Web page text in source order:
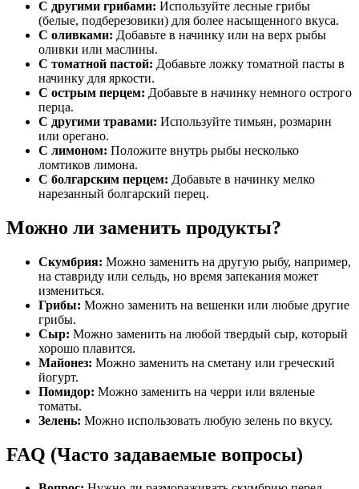
С другими грибами: Используйте лесные грибы
(белые, подберезовики) для более насыщенного вкуса.
С оливками: Добавьте в начинку или на верх рыбы
оливки или маслины.
С томатной пастой: Добавьте ложку томатной пасты в
начинку для яркости.
С острым перцем: Добавьте в начинку немного острого
перца.
С другими травами: Используйте тимьян, розмарин
или орегано.
С лимоном: Положите внутрь рыбы несколько
ломтиков лимона.
С болгарским перцем: Добавьте в начинку мелко
нарезанный болгарский перец.
Можно ли заменить продукты?
Скумбрия: Можно заменить на другую рыбу, например,
на ставриду или сельдь, но время запекания может
измениться.
Грибы: Можно заменить на вешенки или любые другие
грибы.
Сыр: Можно заменить на любой твердый сыр, который
хорошо плавится.
Майонез: Можно заменить на сметану или греческий
йогурт.
Помидор: Можно заменить на черри или вяленые
томаты.
Зелень: Можно использовать любую зелень по вкусу.
FAQ (Часто задаваемые вопросы)